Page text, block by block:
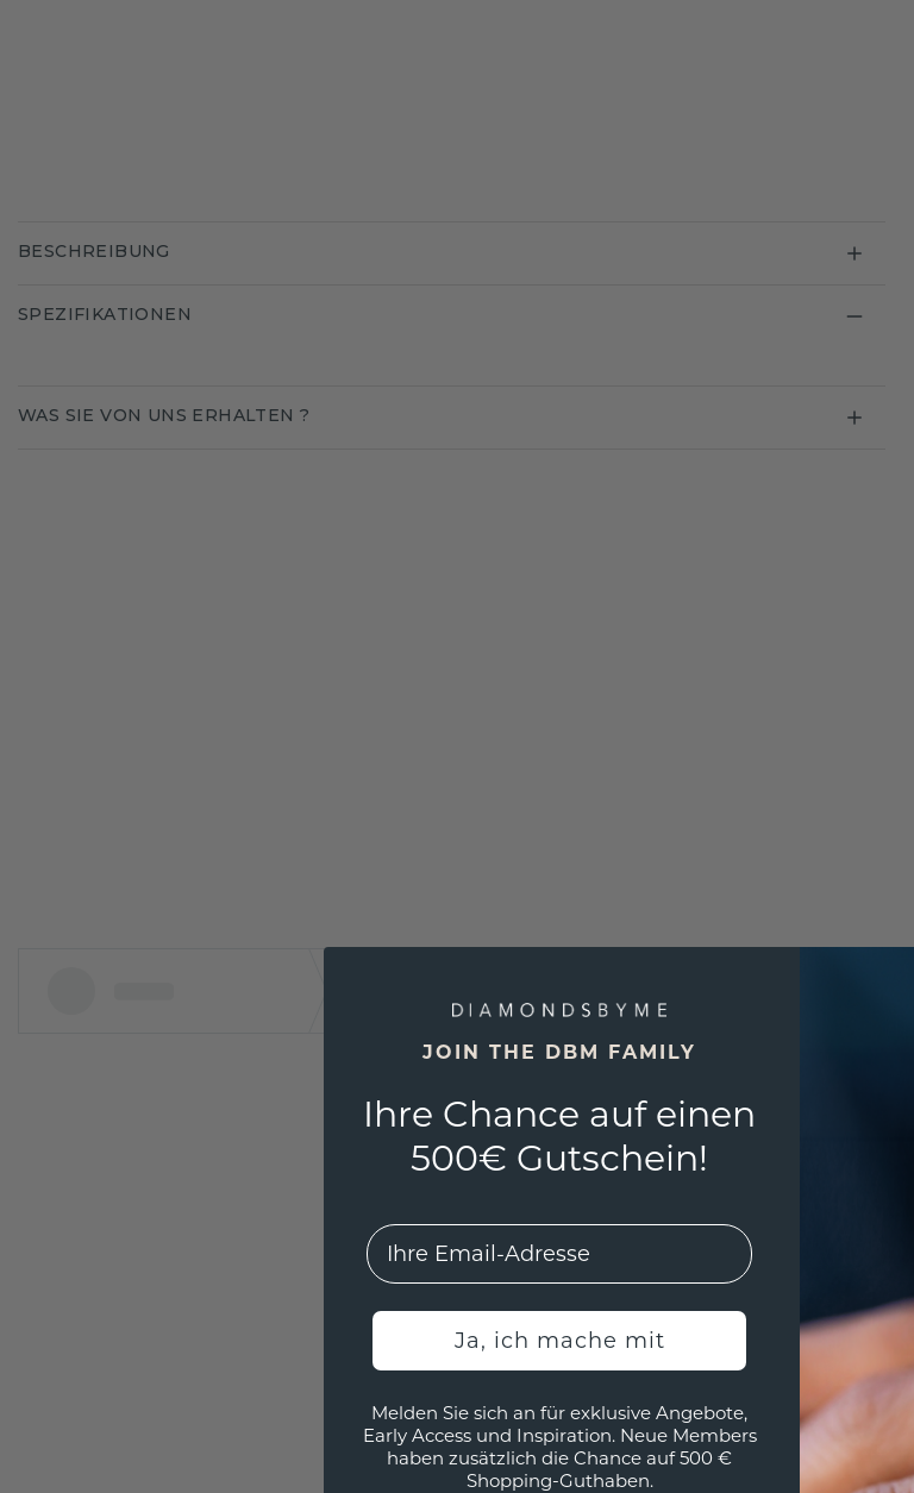
BESCHREIBUNG
SPEZIFIKATIONEN
WAS SIE VON UNS ERHALTEN ?
JOIN THE DBM FAMILY
Ihre Chance auf einen
500€ Gutschein!
EMail
Ja, ich mache mit
Melden Sie sich an für exklusive Angebote,
Early Access und Inspiration. Neue Members
haben zusätzlich die Chance auf 500 €
Shopping-Guthaben.